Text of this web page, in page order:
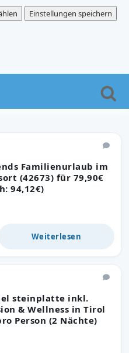
Einstellungen speichern
Familienurlaub im
(42673) für 79,90€
94,12€)
Weiterlesen
steinplatte inkl.
& Wellness in Tirol
Person (2 Nächte)